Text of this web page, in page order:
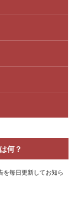
何？
を毎日更新してお知ら